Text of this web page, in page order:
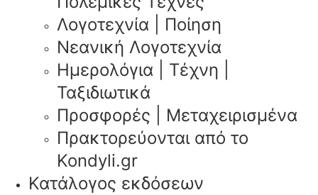
Λογοτεχνία | Ποίηση
Νεανική Λογοτεχνία
Ημερολόγια | Τέχνη |
Ταξιδιωτικά
Προσφορές | Μεταχειρισμένα
Πρακτορεύονται από το
Kondyli.gr
Κατάλογος εκδόσεων